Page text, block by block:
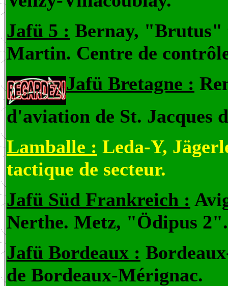
Jafü 5 : Bernay, "Brutus"
Martin. Centre de
Jafü Bretagne :
d'aviation de St. Jacques
Lamballe : Leda-Y,
tactique de secteur.
Jafü Süd Frankreich :
Nerthe. Metz, "Ödipus 2".
Jafü Bordeaux :
de Bordeaux-Mérignac.